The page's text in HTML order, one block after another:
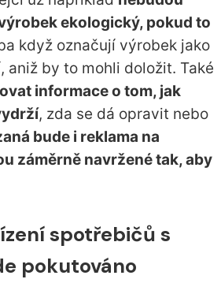
ekologický, pokud to
když označují výrobek jako
aniž by to mohli doložit. Také
informace o tom, jak
, zda se dá opravit nebo
bude i reklama na
záměrně navržené tak, aby
spotřebičů s
pokutováno